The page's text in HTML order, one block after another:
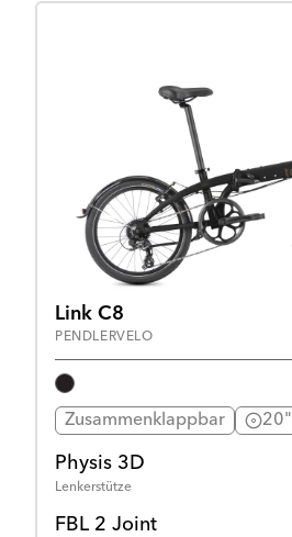
Link C8
PENDLERVELO
Zusammenklappbar 20"
Physis 3D
Lenkerstütze
FBL 2 Joint